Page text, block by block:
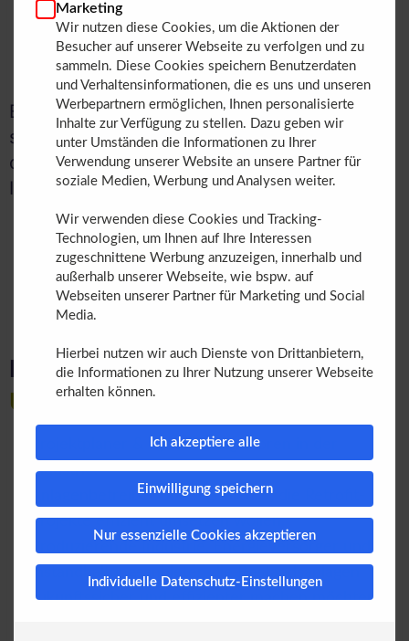
Verbindungen bis zu 800 Metern
Starter Kit Plus– unser IIoT-Demonstrator mit
sicherer Ende-zu-Ende-Kommunikation
Erleben Sie live, wie Digitalisierung einfach,
sicher und praxisnah wird – mit Lösungen,
die sich nahtlos in jede bestehende
Infrastruktur integrieren lassen.
Für wen lohnt sich der Besuch?
Unsere Produkte richten sich an:
Projektplaner & Systemintegratoren in der
Industrie.
Anlagenbetreiber und Ingenieure, die Retrofit-
Projekte effizient umsetzen wollen.
Produzierende Industrie, Energieversorger und
Instandhaltungsanbieter, die Bestandsanlagen
zukunftssicher und effizienter machen möchten.
Marketing
Wir nutzen diese Cookies, um die Aktionen der
Besucher auf unserer Webseite zu verfolgen und zu
sammeln. Diese Cookies speichern Benutzerdaten
und Verhaltensinformationen, die es uns und unseren
Werbepartnern ermöglichen, Ihnen personalisierte
Inhalte zur Verfügung zu stellen. Dazu geben wir
unter Umständen die Informationen zu Ihrer
Verwendung unserer Website an unsere Partner für
soziale Medien, Werbung und Analysen weiter.
Wir verwenden diese Cookies und Tracking-
Technologien, um Ihnen auf Ihre Interessen
zugeschnittene Werbung anzuzeigen, innerhalb und
außerhalb unserer Webseite, wie bspw. auf
Webseiten unserer Partner für Marketing und Social
Media.
Hierbei nutzen wir auch Dienste von Drittanbietern,
die Informationen zu Ihrer Nutzung unserer Webseite
erhalten können.
Ich akzeptiere alle
Einwilligung speichern
Nur essenzielle Cookies akzeptieren
Individuelle Datenschutz-Einstellungen